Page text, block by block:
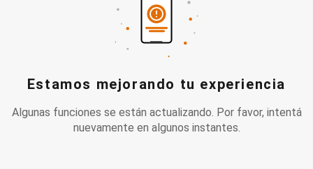
Estamos mejorando tu experiencia
Algunas funciones se están actualizando. Por favor, intentá
nuevamente en algunos instantes.